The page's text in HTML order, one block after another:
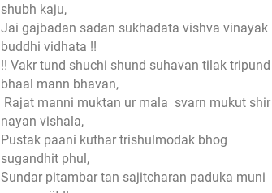
shubh kaju,
Jai gajbadan sadan sukhadata vishva vinayak
buddhi vidhata !!
!! Vakr tund shuchi shund suhavan tilak tripund
bhaal mann bhavan,
Rajat manni muktan ur mala svarn mukut shir
nayan vishala,
Pustak paani kuthar trishulmodak bhog
sugandhit phul,
Sundar pitambar tan sajitcharan paduka muni